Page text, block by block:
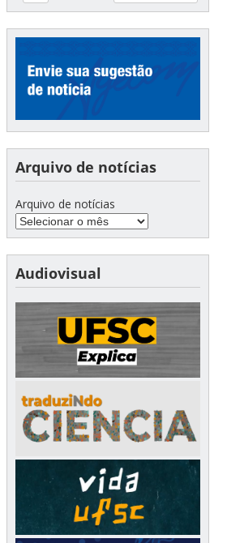
Arquivo de notícias
Arquivo de notícias
Audiovisual